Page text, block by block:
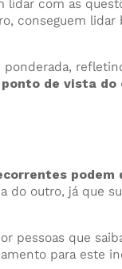
com as
conseguem
de vista
do outro, já que
pessoas que
para este